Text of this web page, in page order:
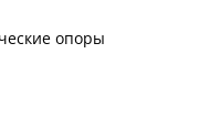
опоры